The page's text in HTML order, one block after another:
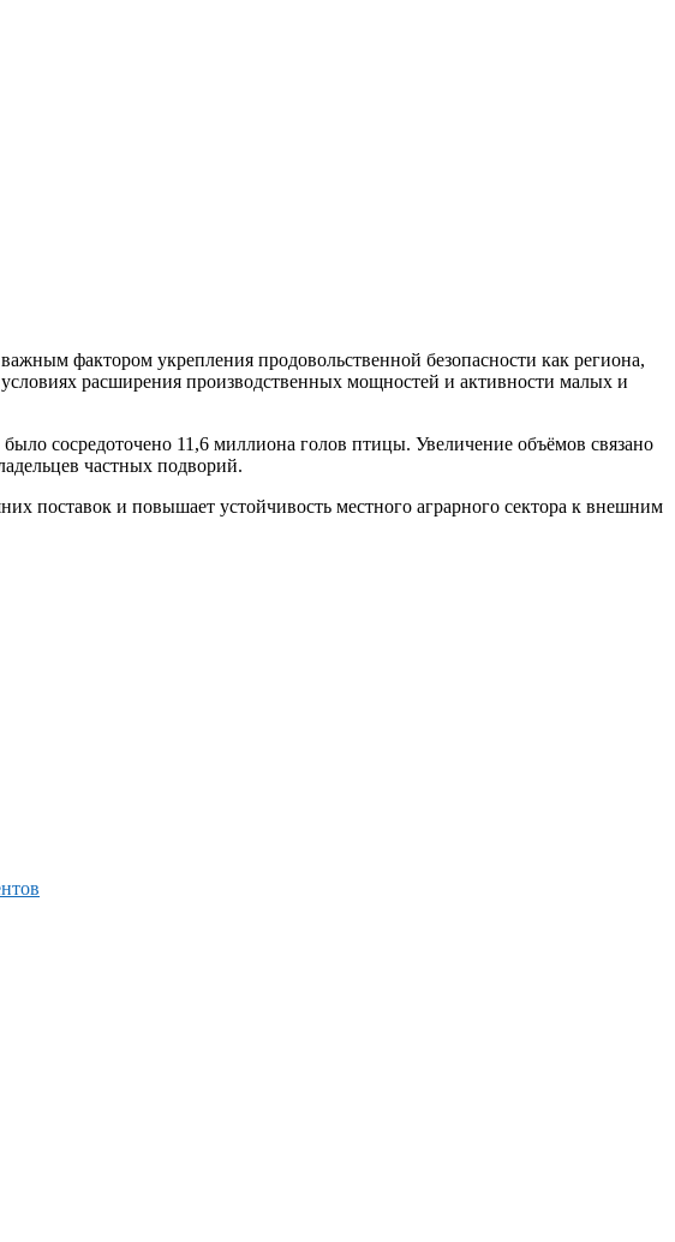
фактором укрепления продовольственной безопасности как региона,
расширения производственных мощностей и активности малых и
сосредоточено 11,6 миллиона голов птицы. Увеличение объёмов связано
частных подворий.
поставок и повышает устойчивость местного аграрного сектора к внешним